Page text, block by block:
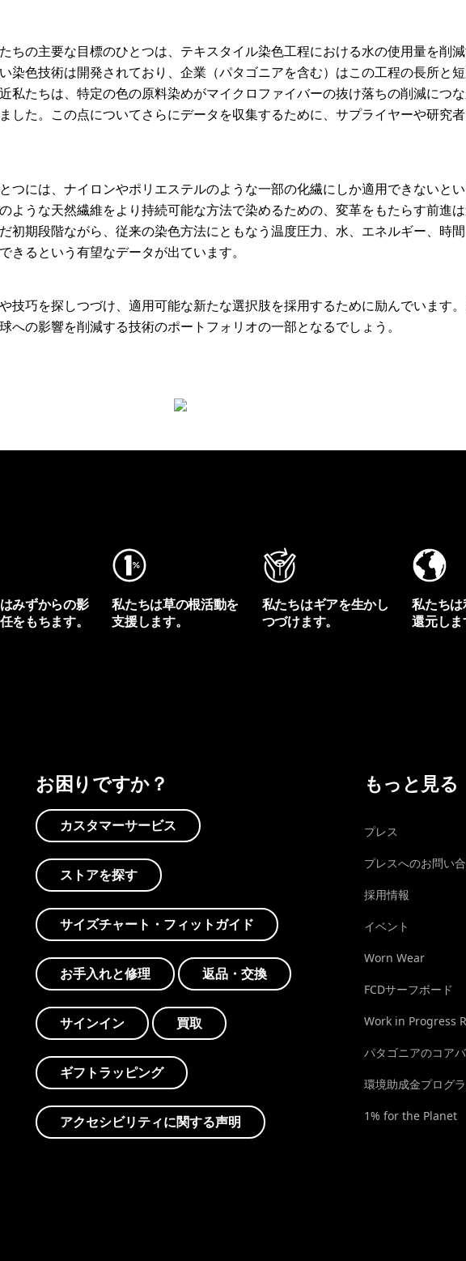
ちの主要な目標のひとつは、テキスタイル染色工程における水の使用量を削
染色技術は開発されており、企業（パタゴニアを含む）はこの工程の長所と
私たちは、特定の色の原料染めがマイクロファイバーの抜け落ちの削減につ
した。この点についてさらにデータを収集するために、サプライヤーや研究
つには、ナイロンやポリエステルのような一部の化繊にしか適用できないと
ような天然繊維をより持続可能な方法で染めるための、変革をもたらす前進
初期段階ながら、従来の染色方法にともなう温度圧力、水、エネルギー、時
きるという有望なデータが出ています。
技巧を探しつづけ、適用可能な新たな選択肢を採用するために励んでいます
への影響を削減する技術のポートフォリオの一部となるでしょう。
みずからの影
をもちます。
私たちは草の根活動を
支援します。
私たちはギアを生かし
つづけます。
私たち
還元しま
お困りですか？
カスタマーサービス
ストアを探す
サイズチャート・フィットガイド
お手入れと修理 返品・交換
サインイン 買取
ギフトラッピング
アクセシビリティに関する声明
もっと見る
プレス
プレスへのお問い
採用情報
イベント
Worn Wear
FCDサーフボード
Work in Progress
パタゴニアのコア
環境助成金プログ
1% for the Planet